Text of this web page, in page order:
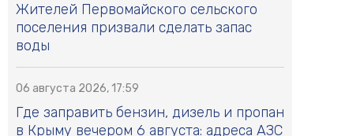
Жителей Первомайского сельского
поселения призвали сделать запас
воды
06 августа 2026, 17:59
Где заправить бензин, дизель и пропан
в Крыму вечером 6 августа: адреса АЗС